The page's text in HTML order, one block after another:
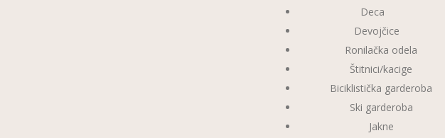
Deca
Devojčice
Ronilačka odela
Štitnici/kacige
Biciklistička garderoba
Ski garderoba
Jakne